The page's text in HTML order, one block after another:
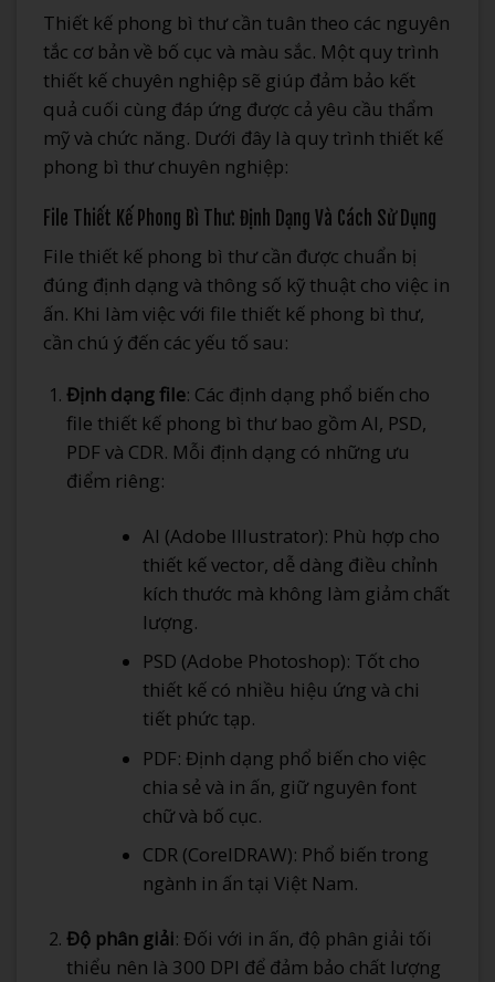
Thiết kế phong bì thư cần tuân theo các nguyên
tắc cơ bản về bố cục và màu sắc. Một quy trình
thiết kế chuyên nghiệp sẽ giúp đảm bảo kết
quả cuối cùng đáp ứng được cả yêu cầu thẩm
mỹ và chức năng. Dưới đây là quy trình thiết kế
phong bì thư chuyên nghiệp:
File Thiết Kế Phong Bì Thư: Định Dạng Và Cách Sử Dụng
File thiết kế phong bì thư cần được chuẩn bị
đúng định dạng và thông số kỹ thuật cho việc in
ấn. Khi làm việc với file thiết kế phong bì thư,
cần chú ý đến các yếu tố sau:
Định dạng file: Các định dạng phổ biến cho
file thiết kế phong bì thư bao gồm AI, PSD,
PDF và CDR. Mỗi định dạng có những ưu
điểm riêng:
AI (Adobe Illustrator): Phù hợp cho
thiết kế vector, dễ dàng điều chỉnh
kích thước mà không làm giảm chất
lượng.
PSD (Adobe Photoshop): Tốt cho
thiết kế có nhiều hiệu ứng và chi
tiết phức tạp.
PDF: Định dạng phổ biến cho việc
chia sẻ và in ấn, giữ nguyên font
chữ và bố cục.
CDR (CorelDRAW): Phổ biến trong
ngành in ấn tại Việt Nam.
Độ phân giải: Đối với in ấn, độ phân giải tối
thiểu nên là 300 DPI để đảm bảo chất lượng